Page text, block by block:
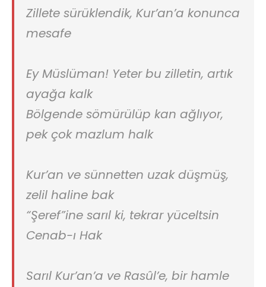
Zillete sürüklendik, Kur’an’a konunca
mesafe
Ey Müslüman! Yeter bu zilletin, artık
ayağa kalk
Bölgende sömürülüp kan ağlıyor,
pek çok mazlum halk
Kur’an ve sünnetten uzak düşmüş,
zelil haline bak
“Şeref”ine sarıl ki, tekrar yüceltsin
Cenab-ı Hak
Sarıl Kur’an’a ve Rasûl’e, bir hamle